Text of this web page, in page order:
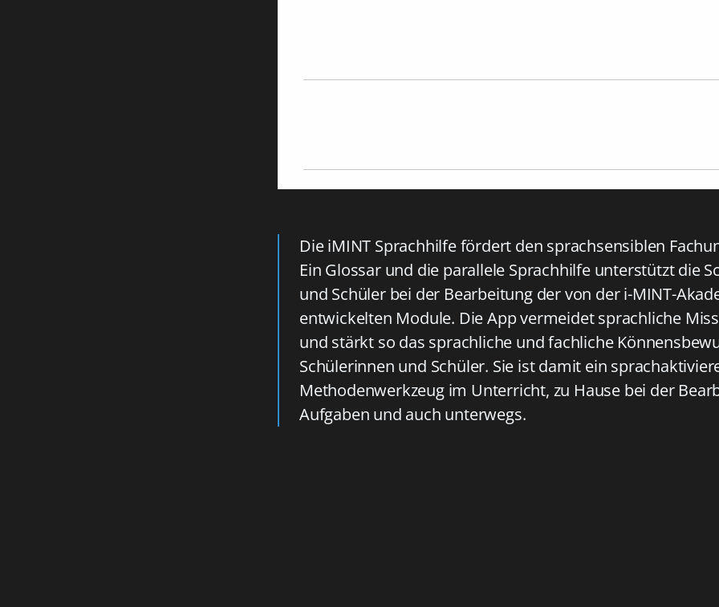
Die iMINT Sprachhilfe fördert den sprachsensiblen
Ein Glossar und die parallele Sprachhilfe unterstützt die
und Schüler bei der Bearbeitung der von der i-MINT-
entwickelten Module. Die App vermeidet sprachliche
und stärkt so das sprachliche und fachliche
Schülerinnen und Schüler. Sie ist damit ein
Methodenwerkzeug im Unterricht, zu Hause bei der
Aufgaben und auch unterwegs.